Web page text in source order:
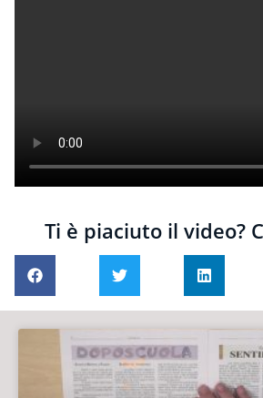
Ti è piaciuto il video?